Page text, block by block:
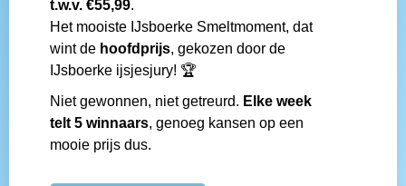
Fanmail bezorgen
IJsboerke wedstrijd
Gemaakt door
t.w.v. €55,99.
Het mooiste IJsboerke Smeltmoment, dat
wint de hoofdprijs, gekozen door de
IJsboerke ijsjesjury! 🏆
Niet gewonnen, niet getreurd. Elke week
telt 5 winnaars, genoeg kansen op een
mooie prijs dus.